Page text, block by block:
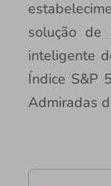
solução de
inteligente
Índice S&P
Admiradas